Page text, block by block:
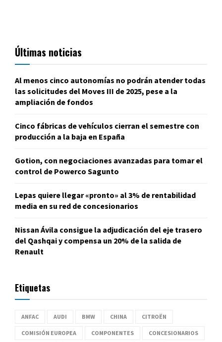
Últimas noticias
Al menos cinco autonomías no podrán atender todas
las solicitudes del Moves III de 2025, pese a la
ampliación de fondos
Cinco fábricas de vehículos cierran el semestre con
producción a la baja en España
Gotion, con negociaciones avanzadas para tomar el
control de Powerco Sagunto
Lepas quiere llegar «pronto» al 3% de rentabilidad
media en su red de concesionarios
Nissan Ávila consigue la adjudicación del eje trasero
del Qashqai y compensa un 20% de la salida de
Renault
Etiquetas
ANFAC AUDI BMW CHINA CITROËN
COMISIÓN EUROPEA COMPONENTES CONCESIONARIOS